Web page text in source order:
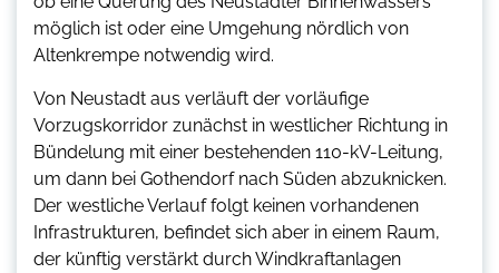
möglich ist oder eine Umgehung nördlich von
Altenkrempe notwendig wird.
Von Neustadt aus verläuft der vorläufige
Vorzugskorridor zunächst in westlicher Richtung in
Bündelung mit einer bestehenden 110-kV-Leitung,
um dann bei Gothendorf nach Süden abzuknicken.
Der westliche Verlauf folgt keinen vorhandenen
Infrastrukturen, befindet sich aber in einem Raum,
der künftig verstärkt durch Windkraftanlagen